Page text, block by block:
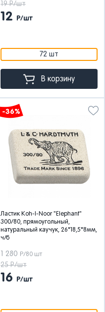
19 Р/шт
12 Р/шт
72 шт
В корзину
-36%
Ластик Koh-I-Noor "Elephant"
300/80, прямоугольный,
натуральный каучук, 26*18,5*8мм,
ч/б
1 280 Р/80 шт
25 Р/шт
16 Р/шт